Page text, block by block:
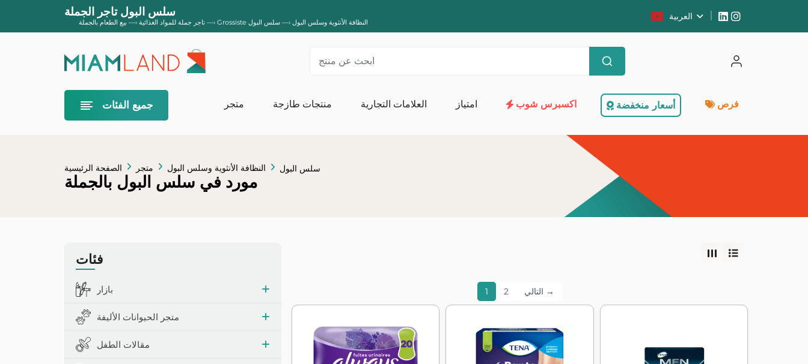
سلس البول تاجر الجملة
تاجر جملة للمواد الغذائية —› بيع الطعام بالجملة —› Grossiste النظافة الأنثوية وسلس البول —› سلس البول
العربية
جميع الفئات
أكياس القمامة
الإسفنج والقفازات
التغليف المنزلي
منظفات الأطباق
منظفات المطبخ والحمام منظفات فيرف وأثاث
متجر منتجات طازجة العلامات التجارية امتياز اكسبرس شوب أسعار منخفضة فرص
الصفحة الرئيسية متجر النظافة الأنثوية وسلس البول سلس البول
مورد في سلس البول بالجملة
فئات
بازار
متجر الحيوانات الأليفة
مقالات الطفل
1 2 التالي →